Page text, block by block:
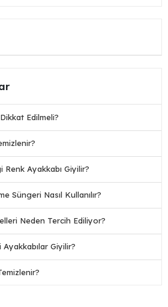
Edilmeli?
Renk Ayakkabı Giyilir?
Süngeri Nasıl Kullanılır?
Neden Tercih Ediliyor?
Ayakkabılar Giyilir?